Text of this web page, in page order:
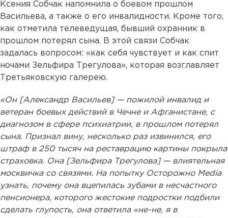
Ксения Собчак напомнила о боевом прошлом
Васильева, а также о его инвалидности. Кроме того,
как отметила телеведущая, бывший охранник в
прошлом потерял сына. В этой связи Собчак
задалась вопросом: «как себя чувствует и как спит
ночами Зельфира Трегулова», которая возглавляет
Третьяковскую галерею.
«Он [Александр Васильев] — пожилой инвалид и
ветеран боевых действий в Чечне и Афганистане, с
диагнозом в сфере психиатрии, в прошлом потерял
сына. Признал вину, несколько раз извинился, его
штраф в 250 тысяч на реставрацию картины покрыла
страховка. Она [Зельфира Трегулова] — влиятельная
москвичка со связями. На попытку Осторожно Media
узнать, почему она вцепилась зубами в несчастного
пенсионера, которого жестокие подростки подбили
сделать глупость, она ответила «не-не, я в